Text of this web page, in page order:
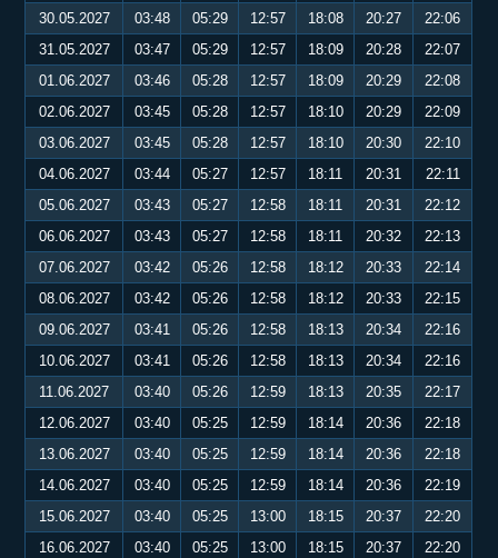
30.05.2027
03:48 05:29 12:57 18:08 20:27
22:06
31.05.2027
03:47 05:29 12:57 18:09 20:28
22:07
01.06.2027
03:46 05:28 12:57 18:09 20:29
22:08
02.06.2027
03:45 05:28 12:57 18:10 20:29
22:09
03.06.2027
03:45 05:28 12:57 18:10 20:30
22:10
04.06.2027
03:44 05:27 12:57 18:11 20:31
22:11
05.06.2027
03:43 05:27 12:58 18:11 20:31
22:12
06.06.2027
03:43 05:27 12:58 18:11 20:32
22:13
07.06.2027
03:42 05:26 12:58 18:12 20:33
22:14
08.06.2027
03:42 05:26 12:58 18:12 20:33
22:15
09.06.2027
03:41 05:26 12:58 18:13 20:34
22:16
10.06.2027
03:41 05:26 12:58 18:13 20:34
22:16
11.06.2027
03:40 05:26 12:59 18:13 20:35
22:17
12.06.2027
03:40 05:25 12:59 18:14 20:36
22:18
13.06.2027
03:40 05:25 12:59 18:14 20:36
22:18
14.06.2027
03:40 05:25 12:59 18:14 20:36
22:19
15.06.2027
03:40 05:25 13:00 18:15 20:37
22:20
16.06.2027
03:40 05:25 13:00 18:15 20:37
22:20